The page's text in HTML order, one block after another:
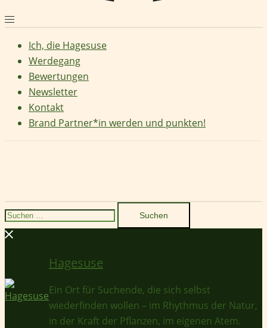
Ich, die Hagesuse
Werdegang
Bewertungen
Newsletter
Kontakt
Brand Partner*in werden und punkten!
Suchen
nach:
Hagesuse
Ein Ort für Suchende, die sich selbst
wiederfinden wollen – im Rhythmus der Natur,
in der Kraft der Pflanzen, im eigenen Atem.